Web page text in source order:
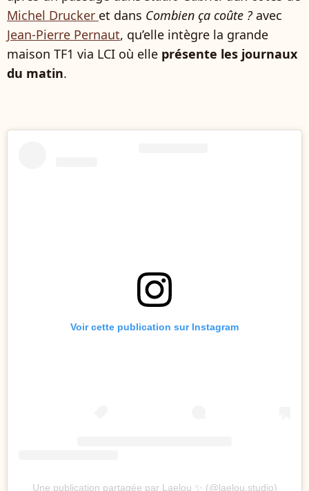
Michel Drucker et dans Combien ça coûte ?avec
Jean-Pierre Pernaut, qu’elle intègre la grande
maison TF1 via LCI où elle présente les journaux
du matin.
Voir cette publication sur Instagram
Une publication partagée par Laelou ✨ (@laelou.studio)